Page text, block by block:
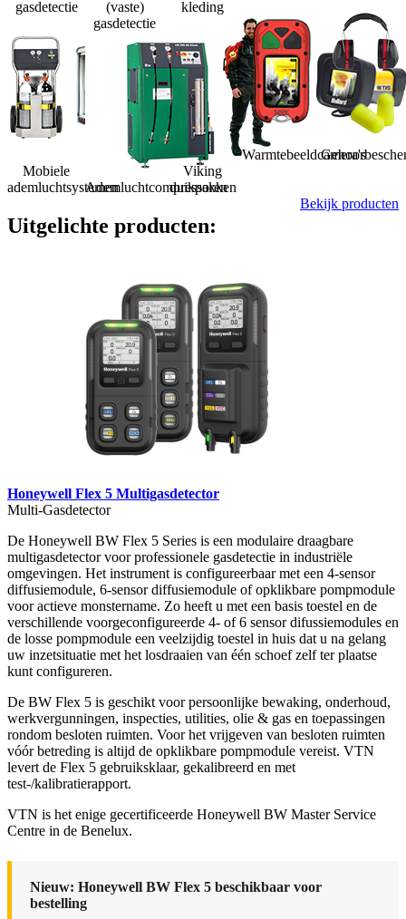
gasdetectie
Mobiele
ademluchtsystemen
(vaste)
gasdetectie
Ademluchtcompressoren
kleding
Viking
duikpakken
Warmtebeeldcamera's
Uitgelichte producten:
Bekijk producten
Honeywell Flex 5 Multigasdetector
Multi-Gasdetector
De Honeywell BW Flex 5 Series is een modulaire draagbare
multigasdetector voor professionele gasdetectie in industriële
omgevingen. Het instrument is configureerbaar met een 4-sensor
diffusiemodule, 6-sensor diffusiemodule of opklikbare pompmodule
voor actieve monstername. Zo heeft u met een basis toestel en de
verschillende voorgeconfigureerde 4- of 6 sensor difussiemodules en
de losse pompmodule een veelzijdig toestel in huis dat u na gelang
uw inzetsituatie met het losdraaien van één schoef zelf ter plaatse
kunt configureren.
De BW Flex 5 is geschikt voor persoonlijke bewaking, onderhoud,
werkvergunningen, inspecties, utilities, olie & gas en toepassingen
rondom besloten ruimten. Voor het vrijgeven van besloten ruimten
vóór betreding is altijd de opklikbare pompmodule vereist. VTN
levert de Flex 5 gebruiksklaar, gekalibreerd en met
test-/kalibratierapport.
VTN is het enige gecertificeerde Honeywell BW Master Service
Centre in de Benelux.
Nieuw: Honeywell BW Flex 5 beschikbaar voor
bestelling